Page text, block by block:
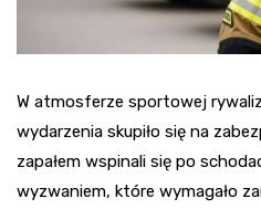
W atmosferze sportowej
wydarzenia skupiło się na
zapałem wspinali się po
wyzwaniem, które wymagało